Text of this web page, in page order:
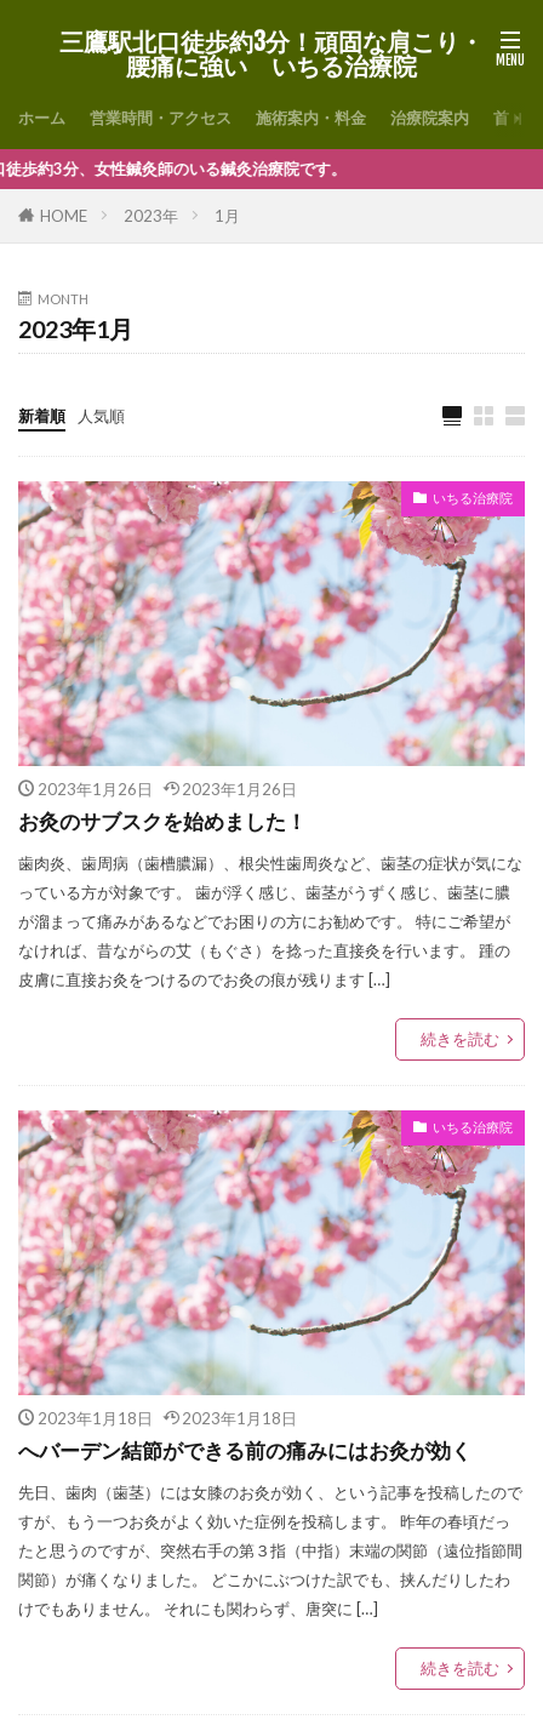
三鷹駅北口徒歩約3分！頑固な肩こり・
腰痛に強い いちる治療院
ホーム 営業時間・アクセス 施術案内・料金 治療院案内 首・
分、女性鍼灸師のいる鍼灸治療院です。
HOME 2023年 1月
MONTH
2023年1月
新着順 人気順
いちる治療院
2023年1月26日 2023年1月26日
お灸のサブスクを始めました！
歯肉炎、歯周病（歯槽膿漏）、根尖性歯周炎など、歯茎の症状が気にな
っている方が対象です。 歯が浮く感じ、歯茎がうずく感じ、歯茎に膿
が溜まって痛みがあるなどでお困りの方にお勧めです。 特にご希望が
なければ、昔ながらの艾（もぐさ）を捻った直接灸を行います。 踵の
皮膚に直接お灸をつけるのでお灸の痕が残ります […]
続きを読む
いちる治療院
2023年1月18日 2023年1月18日
へバーデン結節ができる前の痛みにはお灸が効く
先日、歯肉（歯茎）には女膝のお灸が効く、という記事を投稿したので
すが、もう一つお灸がよく効いた症例を投稿します。 昨年の春頃だっ
たと思うのですが、突然右手の第３指（中指）末端の関節（遠位指節間
関節）が痛くなりました。 どこかにぶつけた訳でも、挟んだりしたわ
けでもありません。 それにも関わらず、唐突に […]
続きを読む